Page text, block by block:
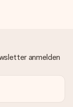
anmelden